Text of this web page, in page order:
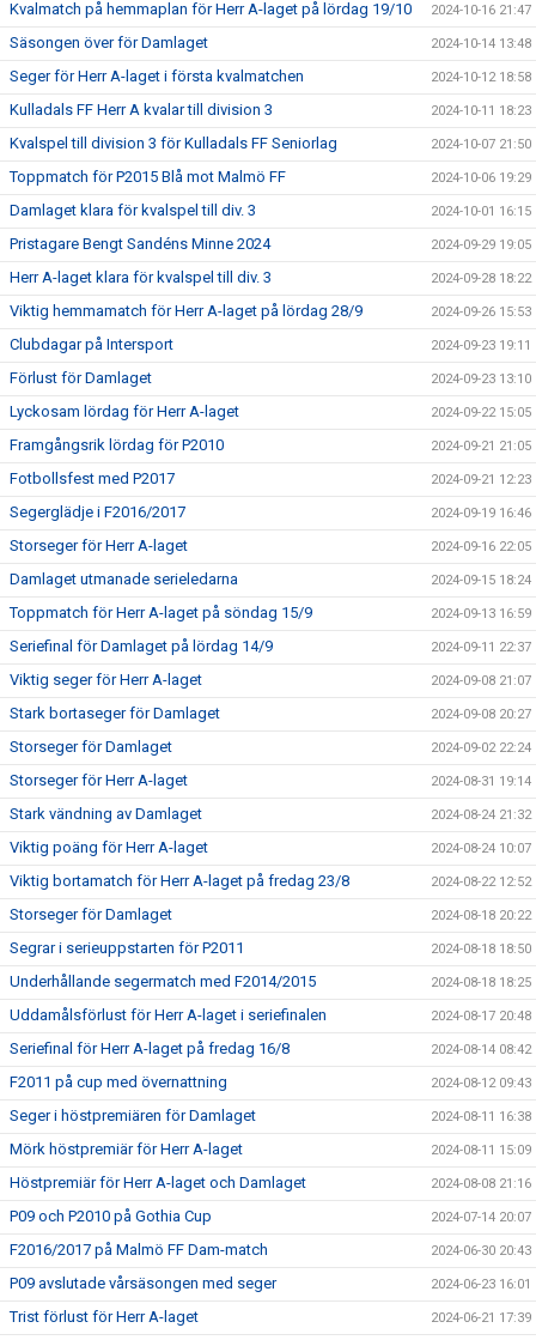
Kvalmatch på hemmaplan för Herr A-laget på lördag 19/10 2024-10-16 21:47
Säsongen över för Damlaget 2024-10-14 13:48
Seger för Herr A-laget i första kvalmatchen 2024-10-12 18:58
Kulladals FF Herr A kvalar till division 3 2024-10-11 18:23
Kvalspel till division 3 för Kulladals FF Seniorlag 2024-10-07 21:50
Toppmatch för P2015 Blå mot Malmö FF 2024-10-06 19:29
Damlaget klara för kvalspel till div. 3 2024-10-01 16:15
Pristagare Bengt Sandéns Minne 2024 2024-09-29 19:05
Herr A-laget klara för kvalspel till div. 3 2024-09-28 18:22
Viktig hemmamatch för Herr A-laget på lördag 28/9 2024-09-26 15:53
Clubdagar på Intersport 2024-09-23 19:11
Förlust för Damlaget 2024-09-23 13:10
Lyckosam lördag för Herr A-laget 2024-09-22 15:05
Framgångsrik lördag för P2010 2024-09-21 21:05
Fotbollsfest med P2017 2024-09-21 12:23
Segerglädje i F2016/2017 2024-09-19 16:46
Storseger för Herr A-laget 2024-09-16 22:05
Damlaget utmanade serieledarna 2024-09-15 18:24
Toppmatch för Herr A-laget på söndag 15/9 2024-09-13 16:59
Seriefinal för Damlaget på lördag 14/9 2024-09-11 22:37
Viktig seger för Herr A-laget 2024-09-08 21:07
Stark bortaseger för Damlaget 2024-09-08 20:27
Storseger för Damlaget 2024-09-02 22:24
Storseger för Herr A-laget 2024-08-31 19:14
Stark vändning av Damlaget 2024-08-24 21:32
Viktig poäng för Herr A-laget 2024-08-24 10:07
Viktig bortamatch för Herr A-laget på fredag 23/8 2024-08-22 12:52
Storseger för Damlaget 2024-08-18 20:22
Segrar i serieuppstarten för P2011 2024-08-18 18:50
Underhållande segermatch med F2014/2015 2024-08-18 18:25
Uddamålsförlust för Herr A-laget i seriefinalen 2024-08-17 20:48
Seriefinal för Herr A-laget på fredag 16/8 2024-08-14 08:42
F2011 på cup med övernattning 2024-08-12 09:43
Seger i höstpremiären för Damlaget 2024-08-11 16:38
Mörk höstpremiär för Herr A-laget 2024-08-11 15:09
Höstpremiär för Herr A-laget och Damlaget 2024-08-08 21:16
P09 och P2010 på Gothia Cup 2024-07-14 20:07
F2016/2017 på Malmö FF Dam-match 2024-06-30 20:43
P09 avslutade vårsäsongen med seger 2024-06-23 16:01
Trist förlust för Herr A-laget 2024-06-21 17:39